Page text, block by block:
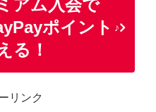
アム入会で
ポイント
る！
♪
リンク